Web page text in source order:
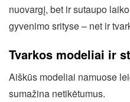
nuovargį, bet ir sutaupo
gyvenimo srityse – net ir
Tvarkos modeliai ir
Aiškūs modeliai namuose
sumažina netikėtumus.